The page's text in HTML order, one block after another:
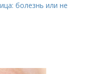
болезнь или не